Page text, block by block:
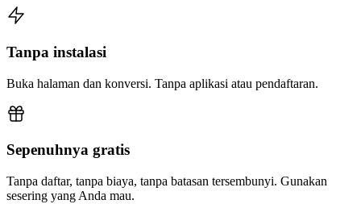
Tanpa instalasi
Buka halaman dan konversi. Tanpa aplikasi atau pendaftaran.
Sepenuhnya gratis
Tanpa daftar, tanpa biaya, tanpa batasan tersembunyi. Gunakan
sesering yang Anda mau.